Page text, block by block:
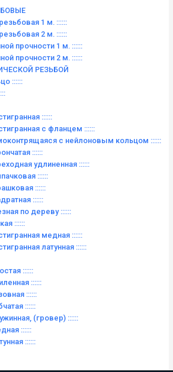
1 м. ::::::
2 м. ::::::
прочности 1 м. ::::::
прочности 2 м. ::::::
РЕЗЬБОЙ
::::::
::::::
с фланцем ::::::
с нейлоновым кольцом ::::::
::::::
удлиненная ::::::
::::::
::::::
::::::
по дереву ::::::
::::::
медная ::::::
латунная ::::::
::::::
::::::
::::::
::::::
(гровер) ::::::
::::::
::::::